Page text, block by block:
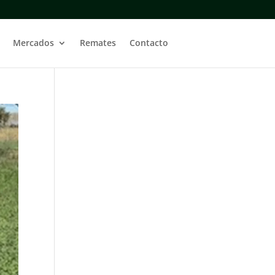
Mercados Remates Contacto